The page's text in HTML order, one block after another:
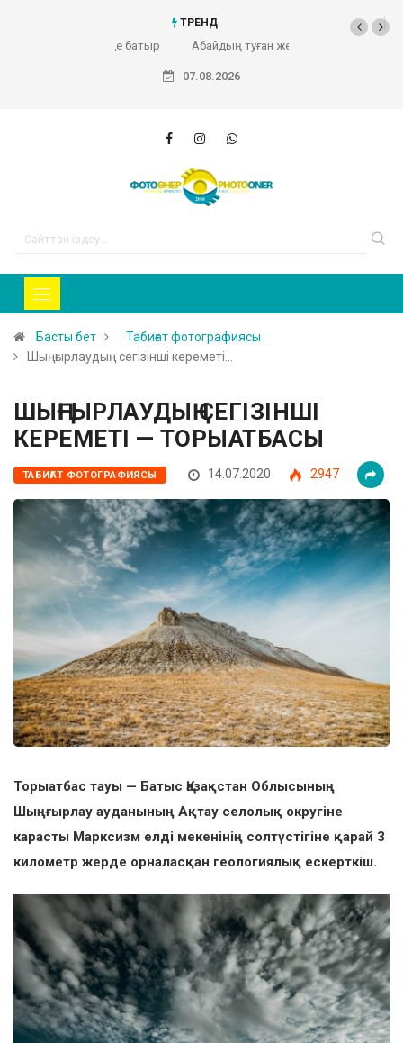
ТРЕНД
Абайдың туған жері (Фоторепортаж)
07.08.2026
Басты бет
Табиғат фотографиясы
Шыңғырлаудың сегізінші кереметі…
ШЫҢҒЫРЛАУДЫҢ СЕГІЗІНШІ
КЕРЕМЕТІ — ТОРЫАТБАСЫ
ТАБИҒАТ ФОТОГРАФИЯСЫ 14.07.2020 2947
Торыатбас тауы — Батыс Қазақстан Облысының
Шыңғырлау ауданының Ақтау селолық округіне
карасты Марксизм елді мекенінің солтүстігіне қарай 3
километр жерде орналасқан геологиялық ескерткіш.